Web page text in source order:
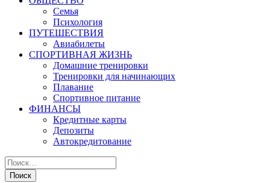
Семья
Психология
ПУТЕШЕСТВИЯ
Авиабилеты
СПОРТИВНАЯ ЖИЗНЬ
Домашние тренировки
Тренировки для начинающих
Плавание
Спортивное питание
ФИНАНСЫ
Кредитные карты
Депозиты
Автокредитование